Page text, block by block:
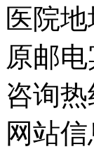
医院
原邮电
咨询热
网站